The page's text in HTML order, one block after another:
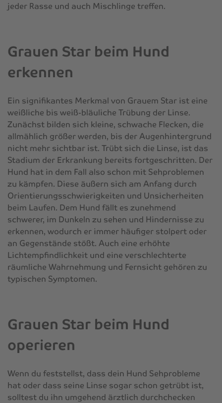
jeder Rasse und auch Mischlinge treffen.
Grauen Star beim Hund
erkennen
Ein signifikantes Merkmal von Grauem Star ist eine
weißliche bis weiß-bläuliche Trübung der Linse.
Zunächst bilden sich kleine, schwache Flecken, die
allmählich größer werden, bis der Augenhintergrund
nicht mehr sichtbar ist. Trübt sich die Linse, ist das
Stadium der Erkrankung bereits fortgeschritten. Der
Hund hat in dem Fall also schon mit Sehproblemen
zu kämpfen. Diese äußern sich am Anfang durch
Orientierungsschwierigkeiten und Unsicherheiten
beim Laufen. Dem Hund fällt es zunehmend
schwerer, im Dunkeln zu sehen und Hindernisse zu
erkennen, wodurch er immer häufiger stolpert oder
an Gegenstände stößt. Auch eine erhöhte
Lichtempfindlichkeit und eine verschlechterte
räumliche Wahrnehmung und Fernsicht gehören zu
typischen Symptomen.
Grauen Star beim Hund
operieren
Wenn du feststellst, dass dein Hund Sehprobleme
hat oder dass seine Linse sogar schon getrübt ist,
solltest du ihn umgehend ärztlich durchchecken